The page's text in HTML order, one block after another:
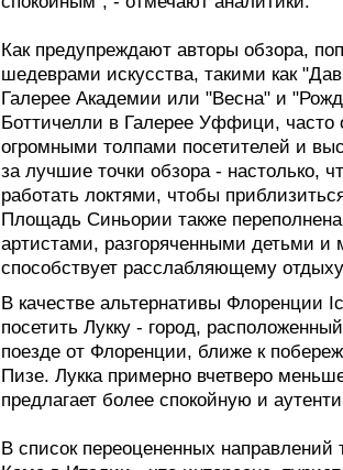
Как предупреждают авторы обзора,
шедеврами искусства, такими как
Галерее Академии или "Весна" и
Боттичелли в Галерее Уффици, часто
огромными толпами посетителей и
за лучшие точки обзора - настолько,
работать локтями, чтобы
Площадь Синьории также
артистами, разгоряченными детьми и
способствует расслабляющему
В качестве альтернативы Флоренции
посетить Лукку - город,
поезде от Флоренции, ближе к
Пизе. Лукка примерно вчетверо
предлагает более спокойную и
В список переоцененных направлений